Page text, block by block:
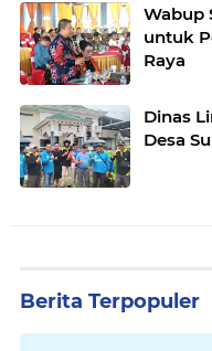
Wabup
untuk
Raya
Dinas
Desa
Berita Terpopuler